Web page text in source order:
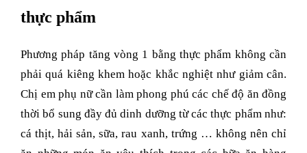
thực phẩm
Phương pháp tăng vòng 1 bằng thực phẩm không cần
phải quá kiêng khem hoặc khắc nghiệt như giảm cân.
Chị em phụ nữ cần làm phong phú các chế độ ăn đồng
thời bổ sung đầy đủ dinh dưỡng từ các thực phẩm như:
cá thịt, hải sản, sữa, rau xanh, trứng … không nên chỉ